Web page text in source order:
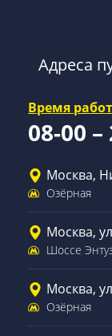
Адреса
Время
08-00 –
Москва,
Озёрная
Москва,
Шоссе
Москва,
Озёрная